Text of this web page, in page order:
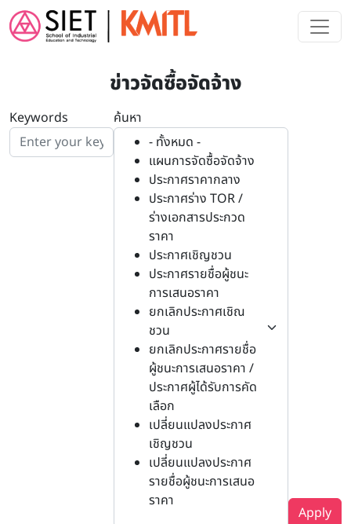
Skip to main content
ข่าวจัดซื้อจัดจ้าง
Keywords
ค้นหา
- ทั้งหมด -
แผนการจัดซื้อจัดจ้าง
ประกาศราคากลาง
ประกาศร่าง TOR /
ร่างเอกสารประกวด
ราคา
ประกาศเชิญชวน
ประกาศรายชื่อผู้ชนะ
การเสนอราคา
ยกเลิกประกาศเชิณ
ชวน
ยกเลิกประกาศรายชื่อ
ผู้ชนะการเสนอราคา /
ประกาศผู้ได้รับการคัด
เลือก
เปลี่ยนแปลงประกาศ
เชิญชวน
เปลี่ยนแปลงประกาศ
รายชื่อผู้ชนะการเสนอ
ราคา
Apply